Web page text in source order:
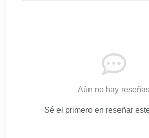
Aún no hay
Sé el primero en reseñar